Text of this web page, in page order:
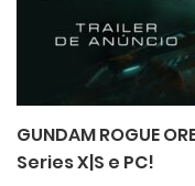
GUNDAM ROGUE
Series X|S e PC!